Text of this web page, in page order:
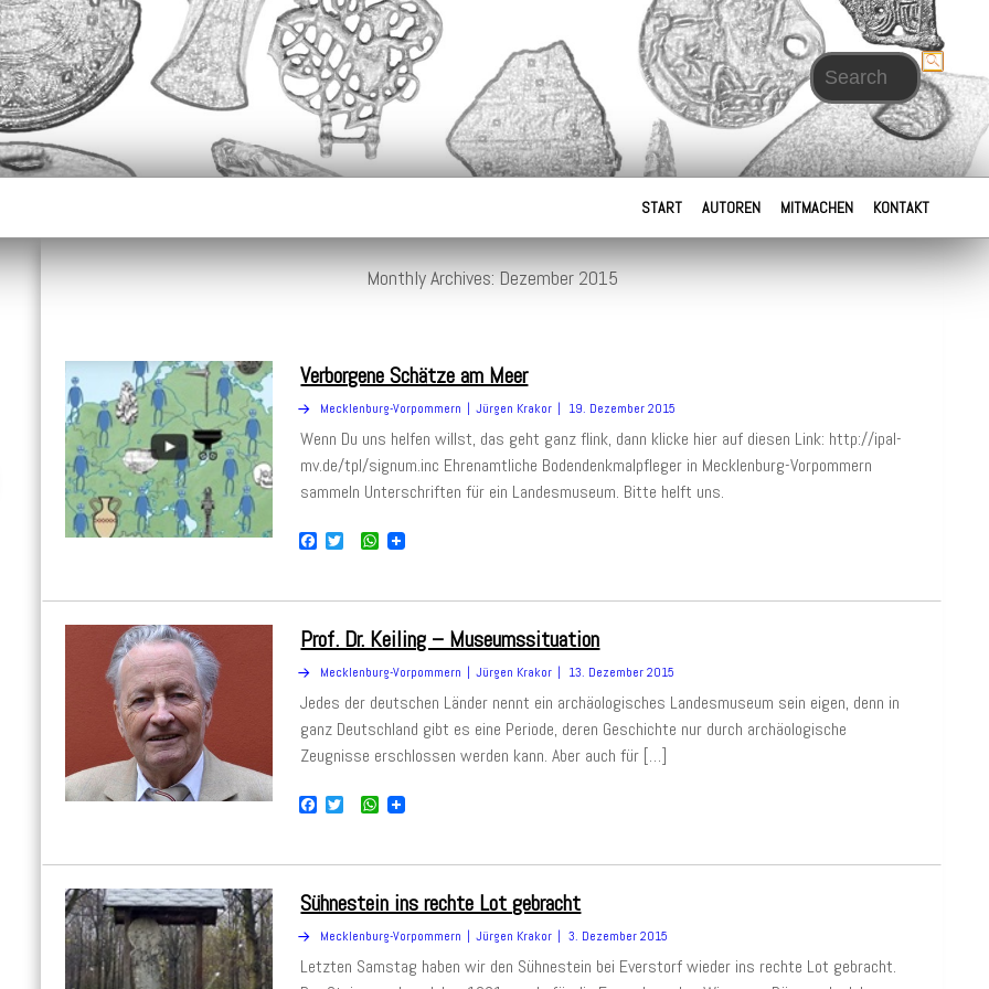
Search for:
START AUTOREN MITMACHEN KONTAKT
Monthly Archives: Dezember 2015
Verborgene Schätze am Meer
Mecklenburg-Vorpommern Jürgen Krakor 19. Dezember 2015
Wenn Du uns helfen willst, das geht ganz flink, dann klicke hier auf diesen Link: http://ipal-
mv.de/tpl/signum.inc Ehrenamtliche Bodendenkmalpfleger in Mecklenburg-Vorpommern
sammeln Unterschriften für ein Landesmuseum. Bitte helft uns.
F
o
o
k
e
r
W
A
p
p
Prof. Dr. Keiling – Museumssituation
Mecklenburg-Vorpommern Jürgen Krakor 13. Dezember 2015
Jedes der deutschen Länder nennt ein archäologisches Landesmuseum sein eigen, denn in
ganz Deutschland gibt es eine Periode, deren Geschichte nur durch archäologische
Zeugnisse erschlossen werden kann. Aber auch für […]
F
o
o
k
e
r
W
A
p
p
Sühnestein ins rechte Lot gebracht
Mecklenburg-Vorpommern Jürgen Krakor 3. Dezember 2015
Letzten Samstag haben wir den Sühnestein bei Everstorf wieder ins rechte Lot gebracht.